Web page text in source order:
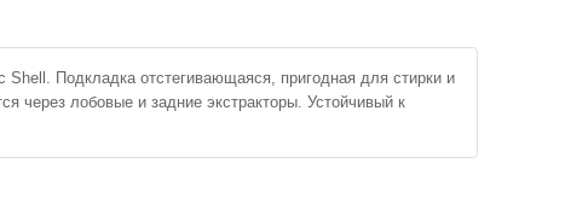
Подкладка отстегивающаяся, пригодная для стирки и
через лобовые и задние экстракторы. Устойчивый к